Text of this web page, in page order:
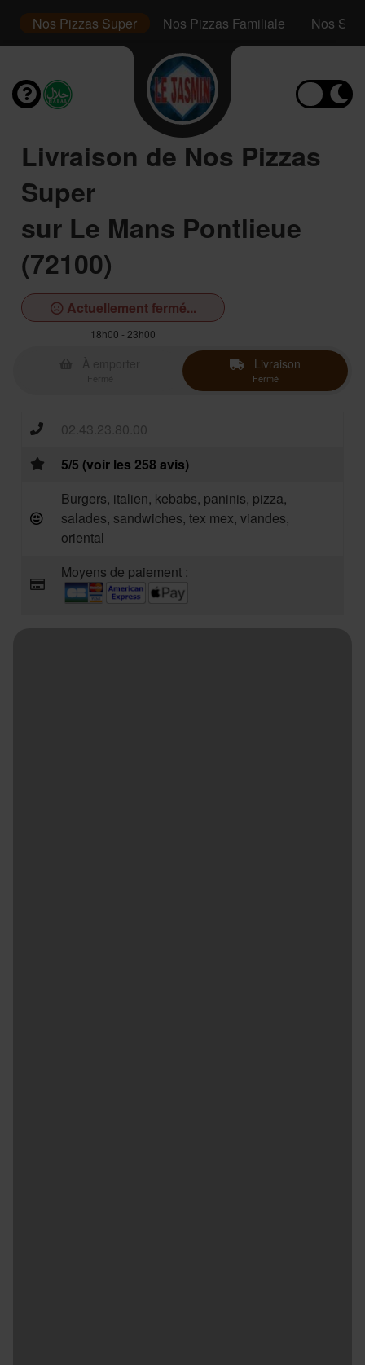
Nos Pizzas Super Nos Pizzas Familiale Nos
Livraison de Nos Pizzas
Super
sur Le Mans Pontlieue
(72100)
Actuellement fermé...
18h00 - 23h00
Livraison
Fermé
02.43.23.80.00
5/5 (voir les 258 avis)
Burgers, italien, kebabs, paninis, pizza,
salades, sandwiches, tex mex, viandes,
oriental
Moyens de paiement :